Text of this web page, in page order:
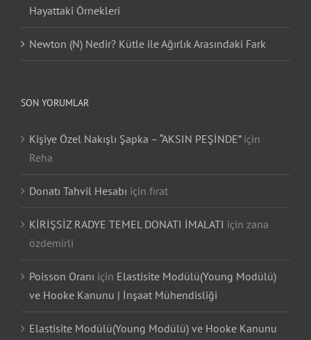
Hayattaki Örnekleri
Newton (N) Nedir? Kütle ile Ağırlık Arasındaki Fark
SON YORUMLAR
Kişiye Özel Nakışlı Şapka – “AKSIN PEŞİNDE”için
Reha
Donatı Tahvil Hesabı için fırat
KİRİŞSİZ RADYE TEMEL DONATI İMALATI için zana
özdemirli
Poisson Oranı için Elastisite Modülü(Young Modülü)
ve Hooke Kanunu | İnşaat Mühendisliği
Elastisite Modülü(Young Modülü) ve Hooke Kanunu